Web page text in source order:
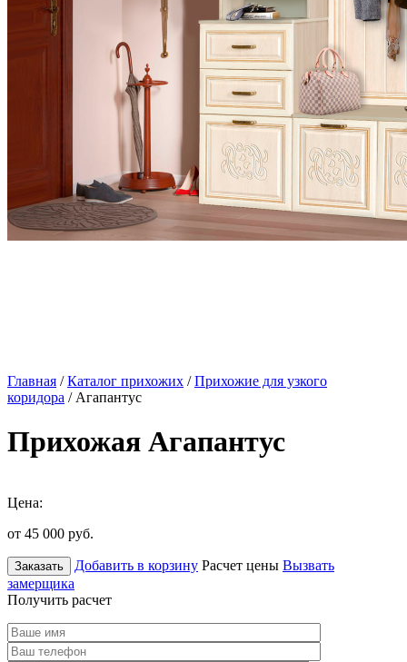
Главная /Каталог прихожих /Прихожие для узкого
коридора / Агапантус
Прихожая Агапантус
Цена:
от 45 000 руб.
Заказать Добавить в корзину Расчет цены Вызвать
замерщика
Получить расчет